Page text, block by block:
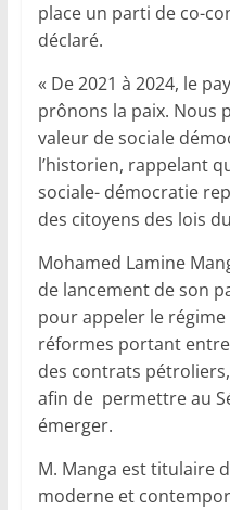
place un parti de co-
déclaré.
« De 2021 à 2024, le
prônons la paix. Nous
valeur de sociale
l’historien, rappelant
sociale- démocratie
des citoyens des lois
Mohamed Lamine
de lancement de son
pour appeler le
réformes portant
des contrats
afin de permettre au
émerger.
M. Manga est titulaire
moderne et